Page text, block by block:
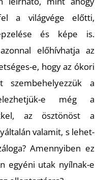
a világvége előtti,
és képe is.
előhívhatja az
e, hogy az ókori
szembehelyezzük a
e még a
az ösztönöst a
valamit, s lehet-
Amennyiben ez
egyéni utak nyílnak-e